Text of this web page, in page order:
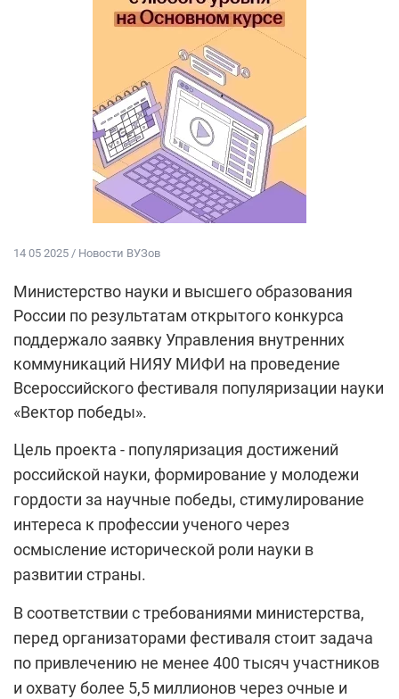
14 05 2025 / Новости ВУЗов
Министерство науки и высшего образования
России по результатам открытого конкурса
поддержало заявку Управления внутренних
коммуникаций НИЯУ МИФИ на проведение
Всероссийского фестиваля популяризации науки
«Вектор победы».
Цель проекта - популяризация достижений
российской науки, формирование у молодежи
гордости за научные победы, стимулирование
интереса к профессии ученого через
осмысление исторической роли науки в
развитии страны.
В соответствии с требованиями министерства,
перед организаторами фестиваля стоит задача
по привлечению не менее 400 тысяч участников
и охвату более 5,5 миллионов через очные и